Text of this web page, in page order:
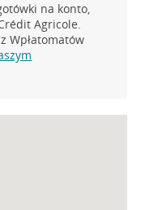
na konto,
Agricole.
Wpłatomatów